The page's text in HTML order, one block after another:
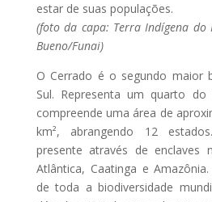
estar de suas populações.
(foto da capa: Terra Indígena do
Bueno/Funai)
O Cerrado é o segundo maior
Sul. Representa um quarto
compreende uma área de
km², abrangendo 12
presente através de enclaves
Atlântica, Caatinga e
de toda a biodiversidade